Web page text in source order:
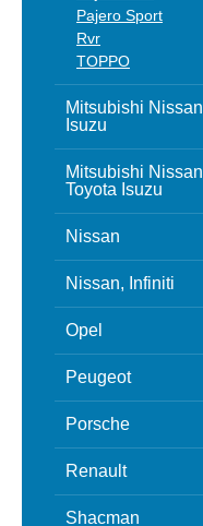
Pajero Sport
Rvr
TOPPO
Mitsubishi Nissan
Isuzu
Mitsubishi Nissan
Toyota Isuzu
Nissan
Nissan, Infiniti
Opel
Peugeot
Porsche
Renault
Shacman